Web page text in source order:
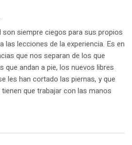
siempre ciegos para sus propios
las lecciones de la experiencia. Es en
que nos separan de los que
que andan a pie, los nuevos libres
les han cortado las piernas, y que
que trabajar con las manos